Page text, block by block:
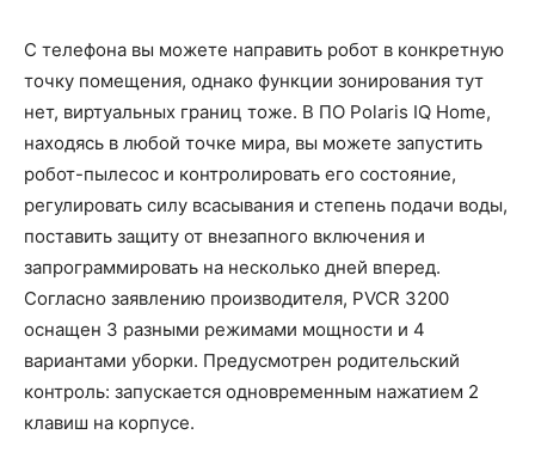
С телефона вы можете направить робот в конкретную
точку помещения, однако функции зонирования тут
нет, виртуальных границ тоже. В ПО Polaris IQ Home,
находясь в любой точке мира, вы можете запустить
робот-пылесос и контролировать его состояние,
регулировать силу всасывания и степень подачи воды,
поставить защиту от внезапного включения и
запрограммировать на несколько дней вперед.
Согласно заявлению производителя, PVCR 3200
оснащен 3 разными режимами мощности и 4
вариантами уборки. Предусмотрен родительский
контроль: запускается одновременным нажатием 2
клавиш на корпусе.